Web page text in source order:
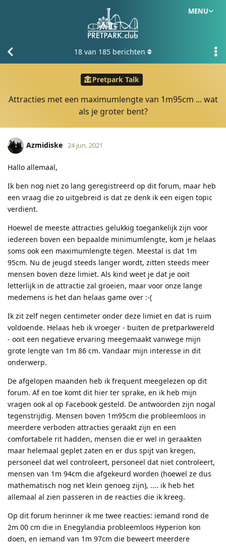
MENU
Pretpark Talk
Attracties met een maximumlengte van 1m95cm ... wat
als je groter bent?
18 van 185 berichten
Azmidiske 24 jun. 2021
Hallo allemaal,
Ik ben nog niet zo lang geregistreerd op dit forum, maar heb
een vraag die zo uitgebreid is dat ze denk ik een eigen topic
verdient.
Hoewel de meeste attracties gelukkig toegankelijk zijn voor
iedereen boven een bepaalde minimumlengte, kom je helaas
soms ook een maximumlengte tegen. Meestal is dat 1m
95cm. Nu de jeugd steeds langer wordt, zitten steeds meer
mensen boven deze limiet. Als kind weet je dat je ooit
letterlijk in de attractie zal groeien, maar voor onze lange
medemens is het dan helaas game over :-(
Ik zit zelf negen centimeter onder deze limiet en dat is ruim
voldoende. Helaas heb ik vroeger - buiten de pretparkwereld
- ooit een negatieve ervaring meegemaakt vanwege mijn
grote lengte van 1m 86 cm. Vandaar mijn interesse in dit
onderwerp.
De afgelopen maanden heb ik frequent meegelezen op dit
forum. Af en toe komt dit hier ter sprake, en ik heb mijn
vragen ook al op Facebook gesteld. De antwoorden zijn nogal
tegenstrijdig. Mensen boven 1m95cm die probleemloos in
meerdere verboden attracties geraakt zijn en een
comfortabele rit hadden, mensen die er wel in geraakten
maar helemaal geplet zaten en er dus spijt van kregen,
personeel dat wel controleert, personeel dat niet controleert,
mensen van 1m 94cm die afgekeurd worden (hoewel ze dus
mathematisch nog net klein genoeg zijn), .... ik heb het
allemaal al zien passeren in de reacties die ik kreeg.
Op dit forum herinner ik me twee reacties: iemand rond de
2m 00 cm die in Enegylandia probleemloos Hyperion kon
doen, en iemand van 1m 97cm die beweert meerdere